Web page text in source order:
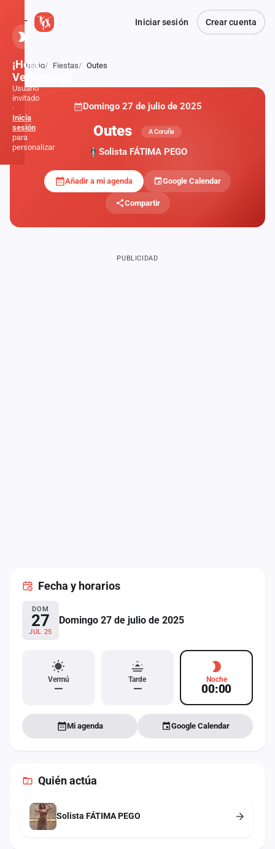
Iniciar sesión Crear cuenta
Atrás
Inicio Fiestas Outes
Domingo 27 de julio de 2025
Outes A Coruña
Solista FÁTIMA PEGO
Añadir a mi agenda Google Calendar
Compartir
PUBLICIDAD
Fecha y horarios
DOM
27
JUL 25
Domingo 27 de julio de 2025
Vermú
—
Tarde
—
Noche
00:00
Mi agenda Google Calendar
Quién actúa
Solista FÁTIMA PEGO
¡Hola,
Verbener@!
Usuario
invitado
·
Inicia
sesión
para
personalizar
Administración
Contacto